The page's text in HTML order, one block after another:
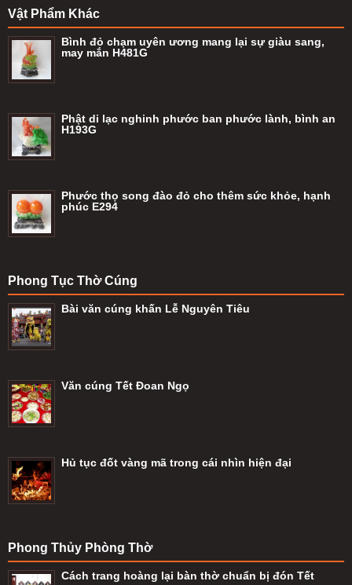
Vật Phẩm Khác
Bình đỏ chạm uyên ương mang lại sự giàu sang,
may mắn H481G
Phật di lạc nghinh phước ban phước lành, bình an
H193G
Phước thọ song đào đỏ cho thêm sức khỏe, hạnh
phúc E294
Phong Tục Thờ Cúng
Bài văn cúng khấn Lễ Nguyên Tiêu
Văn cúng Tết Đoan Ngọ
Hủ tục đốt vàng mã trong cái nhìn hiện đại
Phong Thủy Phòng Thờ
Cách trang hoàng lại bàn thờ chuẩn bị đón Tết